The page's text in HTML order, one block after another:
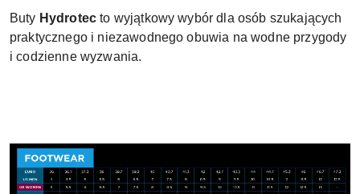
Buty Hydrotec to wyjątkowy wybór dla osób szukających
praktycznego i niezawodnego obuwia na wodne przygody
i codzienne wyzwania.